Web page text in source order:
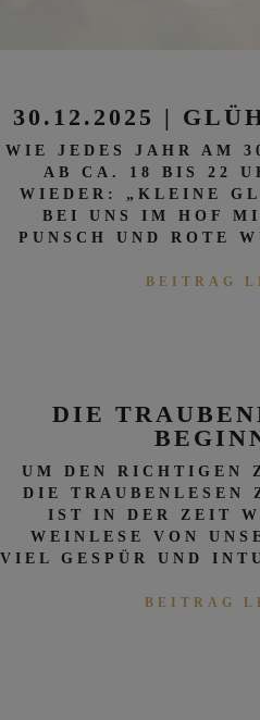
30.12.2025 |
WIE JEDES JAHR AM
AB CA. 18 BIS 22
IEDER: „KLEINE
EI UNS IM HOF MIT
UNSCH UND ROTE
BEITRAG
DIE
UM DEN RICHTIGEN
DIE TRAUBENLESEN
IST IN DER ZEIT
WEINLESE VON
VIEL GESPÜR UND
BEITRAG